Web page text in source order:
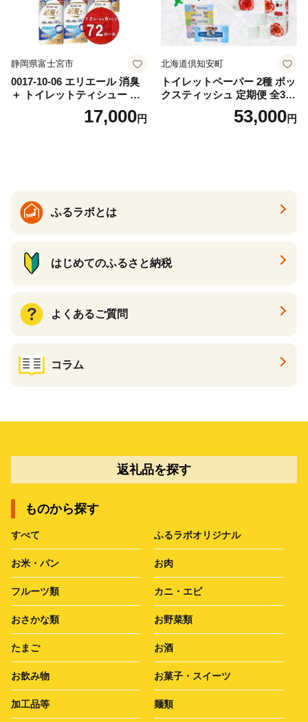
静岡県富士宮市
0017-10-06 エリエール 消臭
＋ トイレットティシュー し
っかり香るフレッシュクリア
の香り ダブル 12ロール×6パ
17,000円
北海道倶知安町
トイレットペーパー 2種 ボッ
クスティッシュ 定期便 全3
回 日本製 まとめ買い 防災
常備品 日用雑貨 消耗品 生活
53,000円
ふるラボとは
はじめてのふるさと納税
よくあるご質問
コラム
返礼品を探す
ものから探す
すべて ふるラボオリジナル
お米・パン お肉
フルーツ類 カニ・エビ
おさかな類 お野菜類
たまご お酒
お飲み物 お菓子・スイーツ
加工品等 麺類